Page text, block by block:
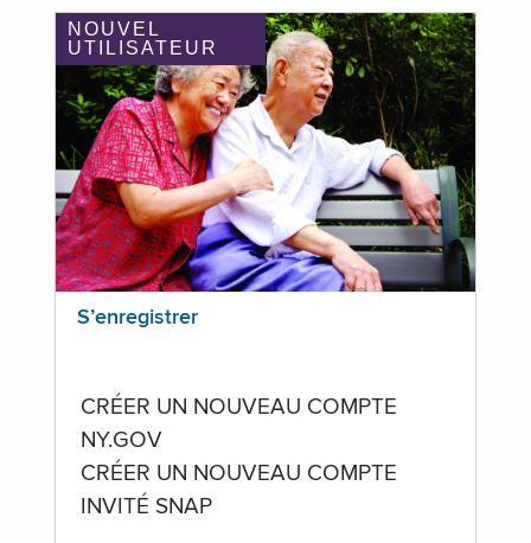
NOUVEL
UTILISATEUR
S’enregistrer
CRÉER UN NOUVEAU COMPTE
NY.GOV
CRÉER UN NOUVEAU COMPTE
INVITÉ SNAP